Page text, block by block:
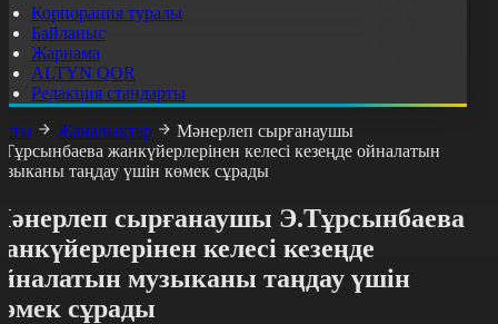
Корпорация туралы
Байланыс
Жарнама
ALTYN QOR
Редакция стандарты
Жаңалықтар
Мәнерлеп сырғанаушы
жанкүйерлерінен келесі кезеңде ойналатын
таңдау үшін көмек сұрады
сырғанаушы Э.Тұрсынбаева
келесі кезеңде
музыканы таңдау үшін
сұрады